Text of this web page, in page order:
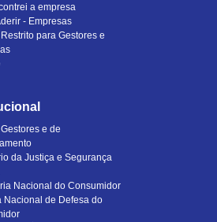
a empresa
- Empresas
para Gestores e
e de
da Justiça e Segurança
Nacional do Consumidor
Nacional de Defesa do